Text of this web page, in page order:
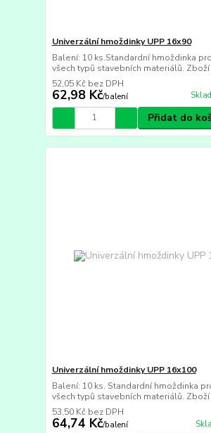
Univerzální hmoždinky UPP 16x90
Balení: 10 ks.Standardní hmoždinka
všech typů stavebních materiálů.
62,98 Kč/balení
52,05 Kč bez DPH
Přidat do
Univerzální hmoždinky UPP 16x100
Balení: 10 ks. Standardní hmoždinka
všech typů stavebních materiálů. Zboží
64,74 Kč/balení
53,50 Kč bez DPH